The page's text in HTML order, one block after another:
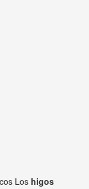
Los higos